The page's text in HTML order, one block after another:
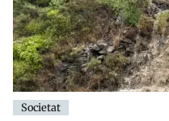
Societat